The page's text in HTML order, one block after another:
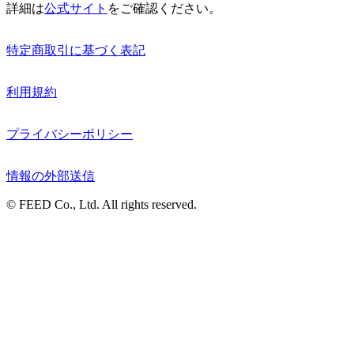
詳細は公式サイト をご確認ください。
特定商取引に基づく表記
利用規約
プライバシーポリシー
情報の外部送信
© FEED Co., Ltd. All rights reserved.